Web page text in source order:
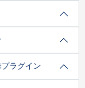
ラグイン